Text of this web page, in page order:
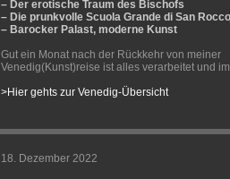
– Der erotische Traum des Bischofs
– Die prunkvolle Scuola Grande di San Rocco
– Barocker Palast, moderne Kunst
Gut ein Monat nach der Rückkehr von meiner
Venedig(Kunst)reise ist alles verarbeitet und
>Hier gehts zur Venedig-Übersicht
18. Dezember 2022